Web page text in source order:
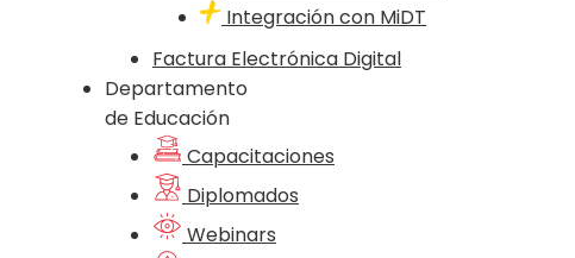
Integración con MiDT
Factura Electrónica Digital
Departamento
de Educación
Capacitaciones
Diplomados
Webinars